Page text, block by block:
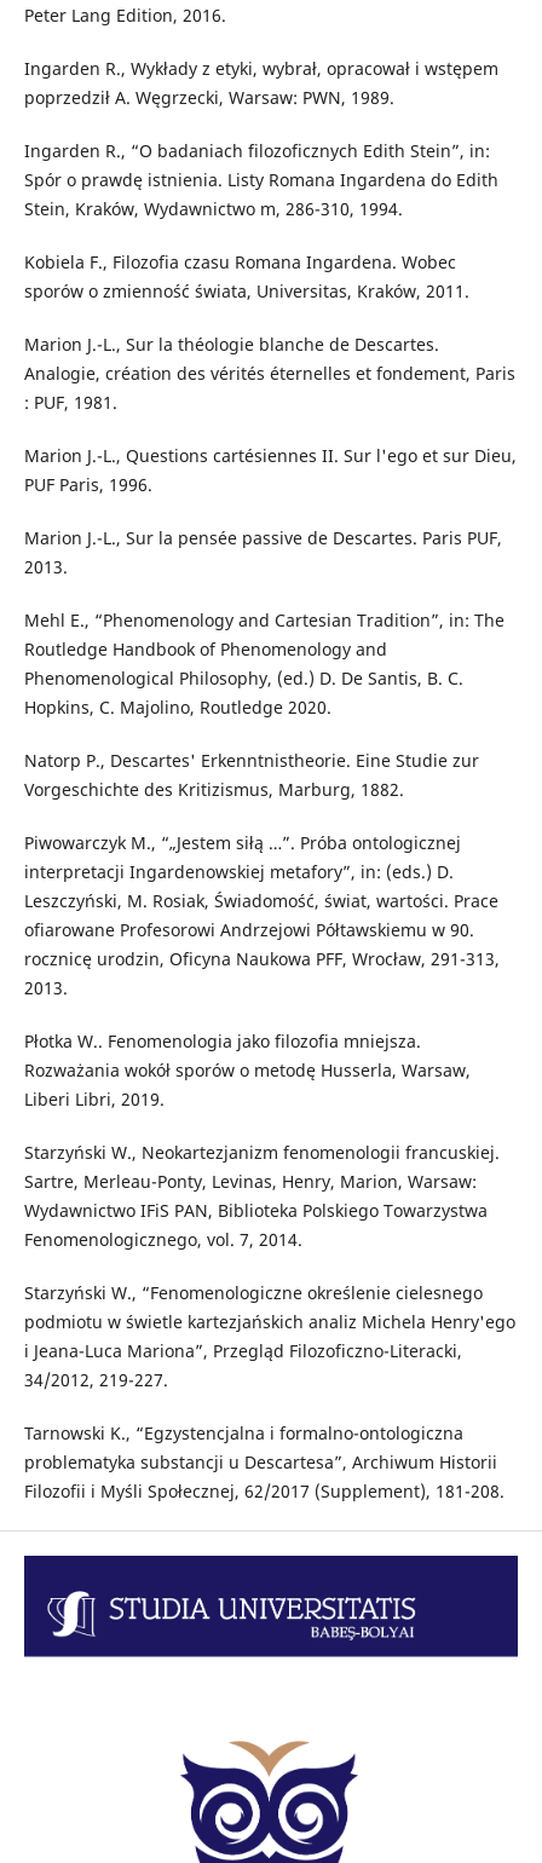
Peter Lang Edition, 2016.
Ingarden R., Wykłady z etyki, wybrał, opracował i wstępem
poprzedził A. Węgrzecki, Warsaw: PWN, 1989.
Ingarden R., “O badaniach filozoficznych Edith Stein”, in:
Spór o prawdę istnienia. Listy Romana Ingardena do Edith
Stein, Kraków, Wydawnictwo m, 286-310, 1994.
Kobiela F., Filozofia czasu Romana Ingardena. Wobec
sporów o zmienność świata, Universitas, Kraków, 2011.
Marion J.-L., Sur la théologie blanche de Descartes.
Analogie, création des vérités éternelles et fondement, Paris
: PUF, 1981.
Marion J.-L., Questions cartésiennes II. Sur l'ego et sur Dieu,
PUF Paris, 1996.
Marion J.-L., Sur la pensée passive de Descartes. Paris PUF,
2013.
Mehl E., “Phenomenology and Cartesian Tradition”, in: The
Routledge Handbook of Phenomenology and
Phenomenological Philosophy, (ed.) D. De Santis, B. C.
Hopkins, C. Majolino, Routledge 2020.
Natorp P., Descartes' Erkenntnistheorie. Eine Studie zur
Vorgeschichte des Kritizismus, Marburg, 1882.
Piwowarczyk M., “„Jestem siłą …”. Próba ontologicznej
interpretacji Ingardenowskiej metafory”, in: (eds.) D.
Leszczyński, M. Rosiak, Świadomość, świat, wartości. Prace
ofiarowane Profesorowi Andrzejowi Półtawskiemu w 90.
rocznicę urodzin, Oficyna Naukowa PFF, Wrocław, 291-313,
2013.
Płotka W.. Fenomenologia jako filozofia mniejsza.
Rozważania wokół sporów o metodę Husserla, Warsaw,
Liberi Libri, 2019.
Starzyński W., Neokartezjanizm fenomenologii francuskiej.
Sartre, Merleau-Ponty, Levinas, Henry, Marion, Warsaw:
Wydawnictwo IFiS PAN, Biblioteka Polskiego Towarzystwa
Fenomenologicznego, vol. 7, 2014.
Starzyński W., “Fenomenologiczne określenie cielesnego
podmiotu w świetle kartezjańskich analiz Michela Henry'ego
i Jeana-Luca Mariona”, Przegląd Filozoficzno-Literacki,
34/2012, 219-227.
Tarnowski K., “Egzystencjalna i formalno-ontologiczna
problematyka substancji u Descartesa”, Archiwum Historii
Filozofii i Myśli Społecznej, 62/2017 (Supplement), 181-208.